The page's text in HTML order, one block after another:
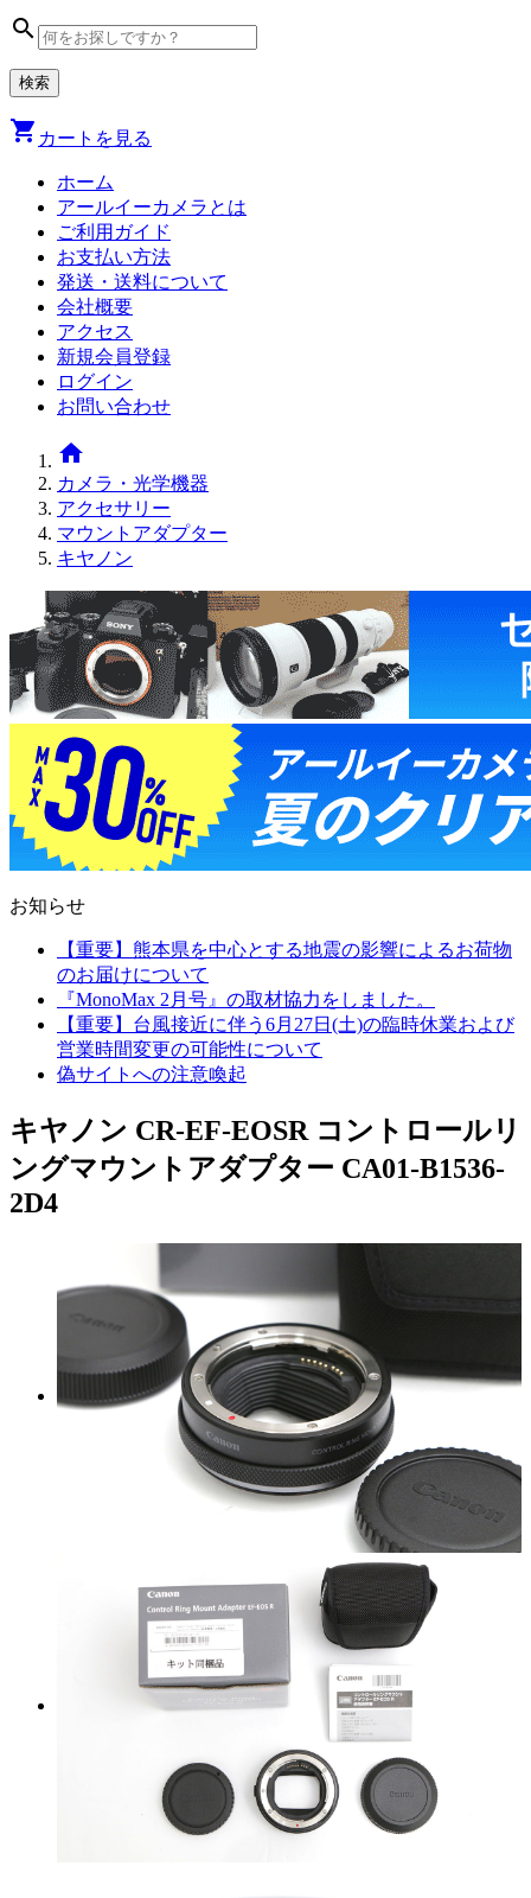
search
shopping_cart カートを見る
ホーム
アールイーカメラとは
ご利用ガイド
お支払い方法
発送・送料について
会社概要
アクセス
新規会員登録
ログイン
お問い合わせ
home
カメラ・光学機器
アクセサリー
マウントアダプター
キヤノン
お知らせ
【重要】熊本県を中心とする地震の影響によるお荷物
のお届けについて
『MonoMax 2月号』の取材協力をしました。
【重要】台風接近に伴う6月27日(土)の臨時休業および
営業時間変更の可能性について
偽サイトへの注意喚起
キヤノン CR-EF-EOSR コントロールリ
ングマウントアダプター CA01-B1536-
2D4